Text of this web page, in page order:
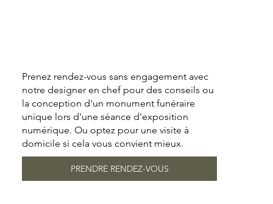
Prenez rendez-vous sans engagement avec
notre designer en chef pour des conseils ou
la conception d'un monument funéraire
unique lors d'une séance d'exposition
numérique. Ou optez pour une visite à
domicile si cela vous convient mieux.
PRENDRE RENDEZ-VOUS